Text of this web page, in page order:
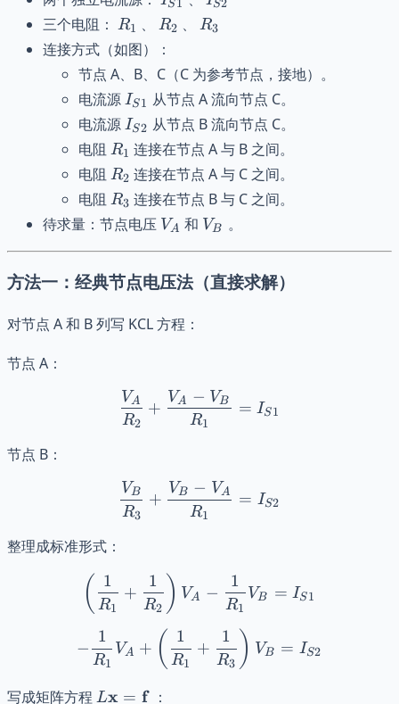
S1 S2
三个电阻： R_1
R1 、R_2
R2 、R_3
R3
连接方式（如图）：
节点 A、B、C（C 为参考节点，接地）。
电流源 I_{S1}
IS1 从节点 A 流向节点 C。
电流源 I_{S2}
IS2 从节点 B 流向节点 C。
电阻 R_1
R1 连接在节点 A 与 B 之间。
电阻 R_2
R2 连接在节点 A 与 C 之间。
电阻 R_3
R3 连接在节点 B 与 C 之间。
待求量：节点电压 V_A
VA 和 V_B
VB 。
方法一：经典节点电压法（直接求解）
对节点 A 和 B 列写 KCL 方程：
节点 A：
\frac{V_A}{R_2} +
R2
VA +
R1
VA − VB = IS1
节点 B：
\frac{V_B}{R_3} +
R3
VB +
R1
VB − VA = IS2
整理成标准形式：
\left( \frac{1}{R_1} +
( R1
1
+
R2
1 ) VA −
R1
1
VB = IS1
- \frac{1}{R_1} V_A +
−
R1
1
VA + ( R1
1
+
R3
1 ) VB = IS2
写成矩阵方程 L
Lx = f：